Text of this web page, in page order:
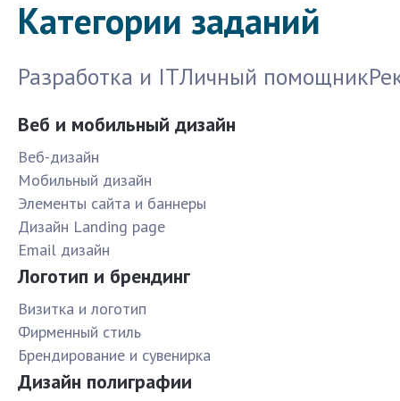
Категории заданий
Разработка и ITЛичный помощник
Веб и мобильный дизайн
Веб-дизайн
Мобильный дизайн
Элементы сайта и баннеры
Дизайн Landing page
Email дизайн
Логотип и брендинг
Визитка и логотип
Фирменный стиль
Брендирование и сувенирка
Дизайн полиграфии